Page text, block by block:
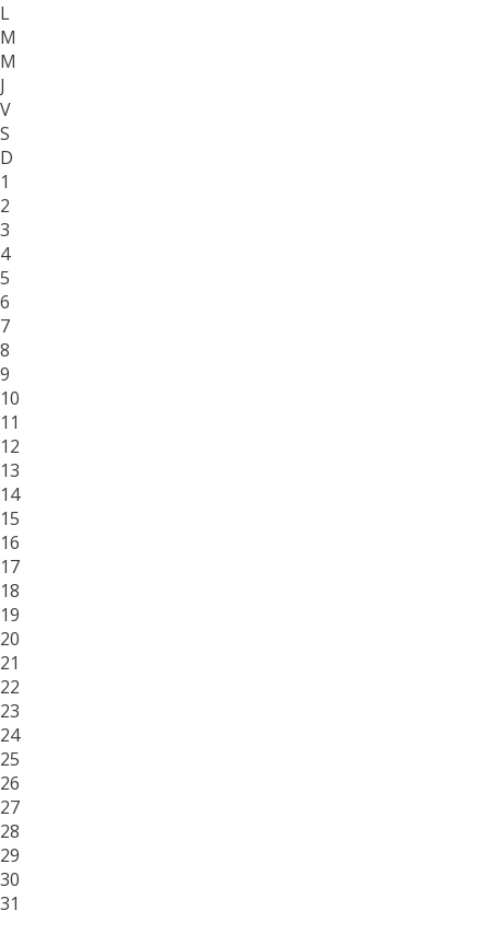
L
M
M
J
V
S
D
1
2
3
4
5
6
7
8
9
10
11
12
13
14
15
16
17
18
19
20
21
22
23
24
25
26
27
28
29
30
31